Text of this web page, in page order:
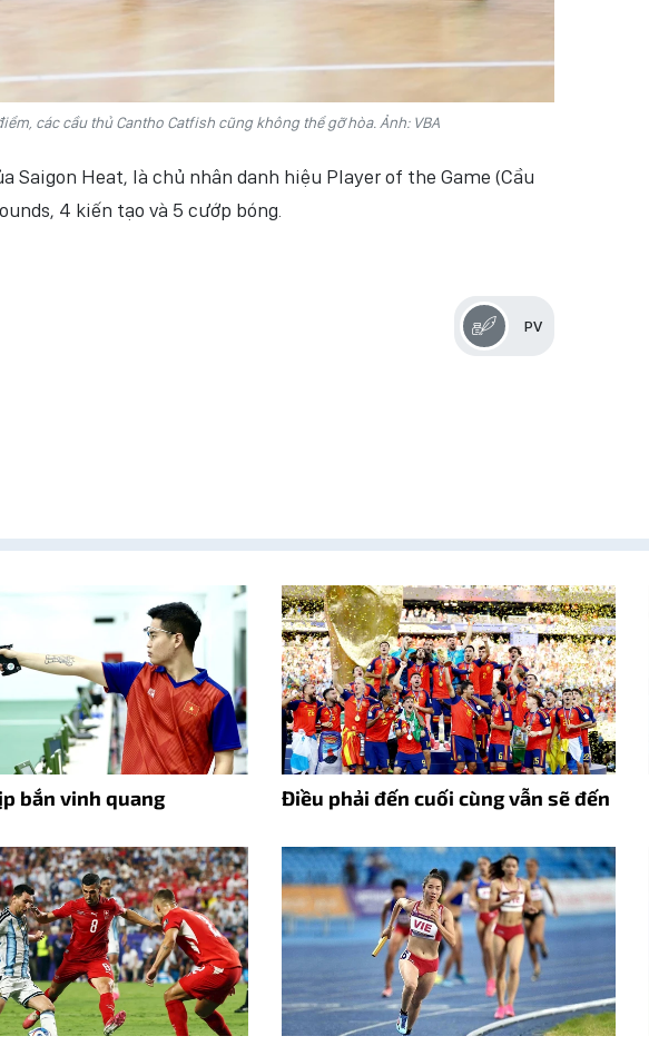
các cầu thủ Cantho Catfish cũng không thể gỡ hòa. Ảnh: VBA
Saigon Heat, là chủ nhân danh hiệu Player of the Game (Cầu
4 kiến tạo và 5 cướp bóng.
PV
bắn vinh quang Điều phải đến cuối cùng vẫn sẽ đến